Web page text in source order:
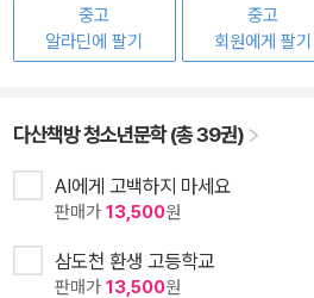
중고
알라딘에 팔기
중고
회원에게 팔기
다산책방 청소년문학 (총 39권)
AI에게 고백하지 마세요
판매가 13,500원
삼도천 환생 고등학교
판매가 13,500원